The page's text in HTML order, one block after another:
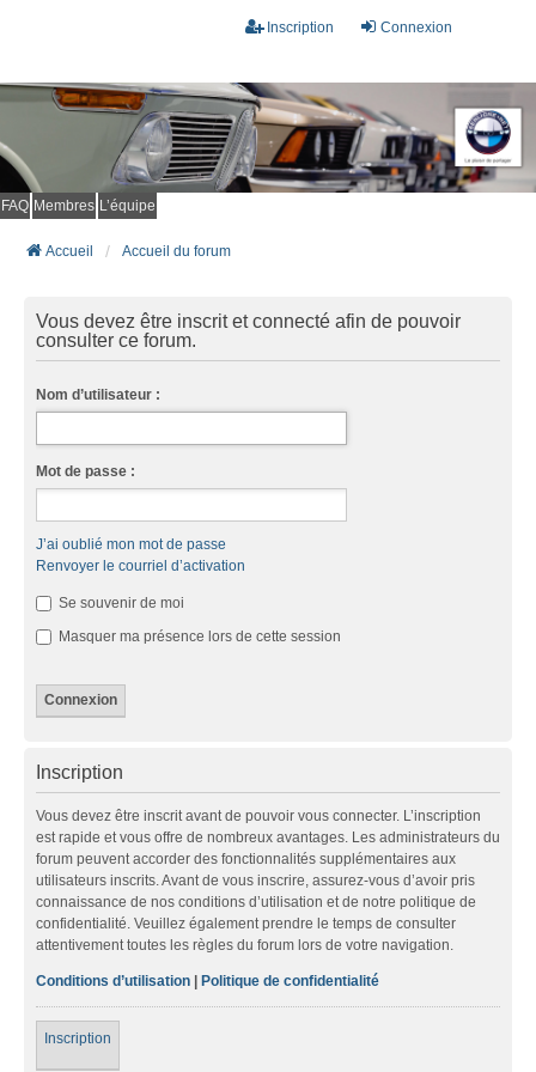
Connexion
Inscription
FAQ Membres L’équipe
Accueil Accueil du forum
Vous devez être inscrit et connecté afin de pouvoir
consulter ce forum.
Nom d’utilisateur :
Mot de passe :
J’ai oublié mon mot de passe
Renvoyer le courriel d’activation
Se souvenir de moi
Masquer ma présence lors de cette session
Inscription
Vous devez être inscrit avant de pouvoir vous connecter. L’inscription
est rapide et vous offre de nombreux avantages. Les administrateurs du
forum peuvent accorder des fonctionnalités supplémentaires aux
utilisateurs inscrits. Avant de vous inscrire, assurez-vous d’avoir pris
connaissance de nos conditions d’utilisation et de notre politique de
confidentialité. Veuillez également prendre le temps de consulter
attentivement toutes les règles du forum lors de votre navigation.
Conditions d’utilisation | Politique de confidentialité
Inscription